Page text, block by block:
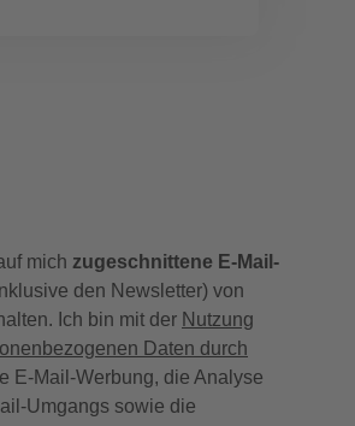
mich zugeschnittene E-Mail-
den Newsletter) von
Ich bin mit der Nutzung
Daten durch
E-Mail-Werbung, die Analyse
Umgangs sowie die